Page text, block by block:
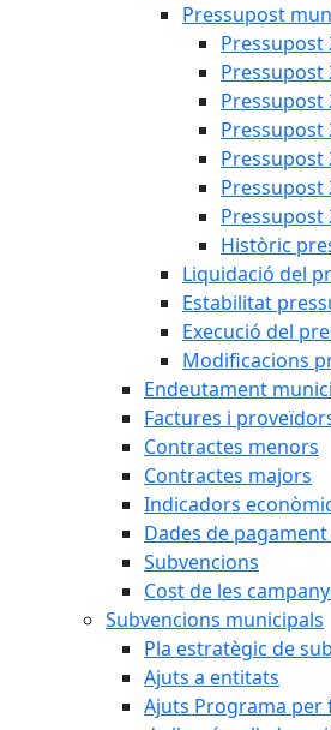
Pressupost
Pressupost
Pressupost
Pressupost
Pressupost
Pressupost
Pressupost
Pressupost
Històric
Liquidació del
Estabilitat
Execució del
Modificacions
Endeutament
Factures i
Contractes menors
Contractes majors
Indicadors
Dades de
Subvencions
Cost de les
Subvencions municipals
Pla estratègic de
Ajuts a entitats
Ajuts Programa